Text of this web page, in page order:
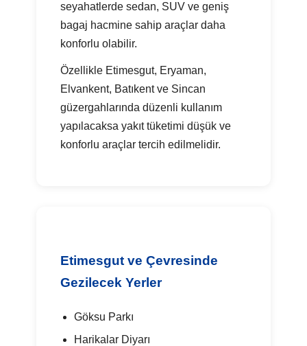
seyahatlerde sedan, SUV ve geniş
bagaj hacmine sahip araçlar daha
konforlu olabilir.
Özellikle Etimesgut, Eryaman,
Elvankent, Batıkent ve Sincan
güzergahlarında düzenli kullanım
yapılacaksa yakıt tüketimi düşük ve
konforlu araçlar tercih edilmelidir.
Etimesgut ve Çevresinde
Gezilecek Yerler
Göksu Parkı
Harikalar Diyarı